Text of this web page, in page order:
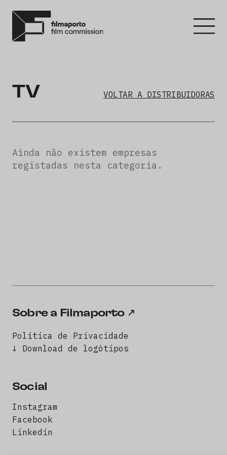
TV VOLTAR A DISTRIBUIDORAS
Ainda não existem empresas
registadas nesta categoria.
Sobre a Filmaporto
Política de Privacidade
↓ Download de logótipos
Social
Instagram
Facebook
Linkedin